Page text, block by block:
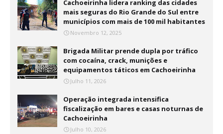
Cachoeirinha lidera ranking das cidades
mais seguras do Rio Grande do Sul entre
municípios com mais de 100 mil habitantes
Novembro 12, 2025
Brigada Militar prende dupla por tráfico
com cocaína, crack, munições e
equipamentos táticos em Cachoeirinha
Julho 11, 2026
Operação integrada intensifica
fiscalização em bares e casas noturnas de
Cachoeirinha
Julho 10, 2026